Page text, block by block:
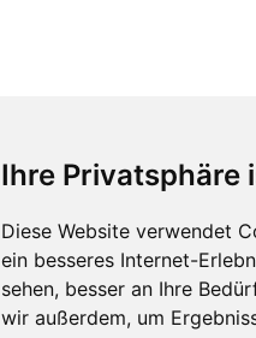
Ihre Privatsphäre
Diese Website verwendet
ein besseres Internet-
sehen, besser an Ihre
wir außerdem, um